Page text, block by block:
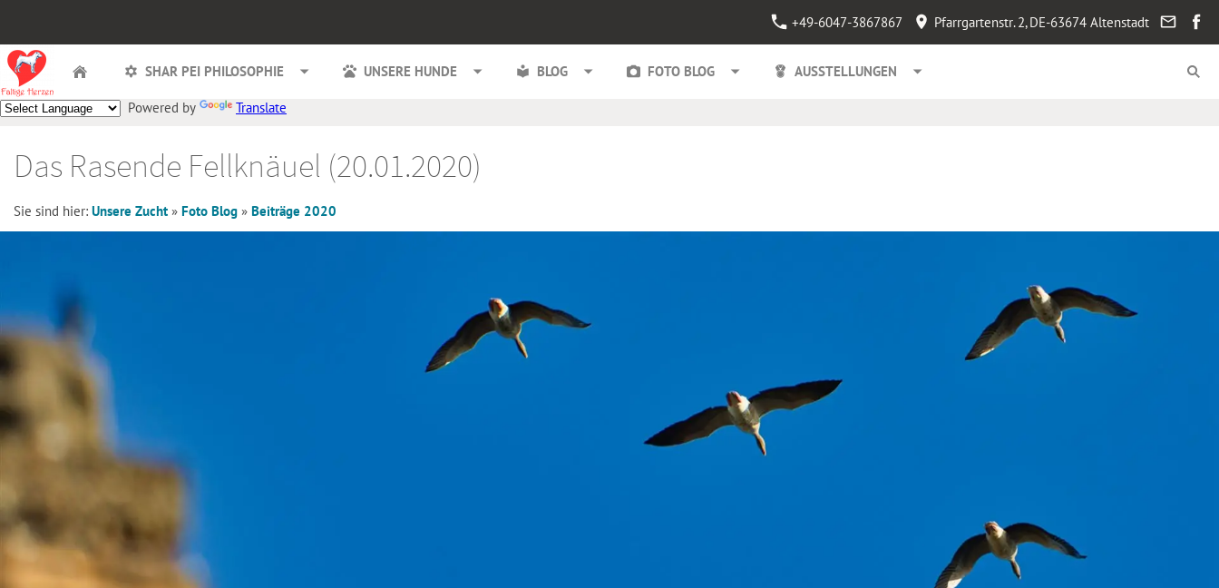
+49-6047-3867867 Pfarrgartenstr. 2, DE-63674 Altenstadt
SHAR PEI PHILOSOPHIE UNSERE HUNDE BLOG FOTO BLOG AUSSTELLUNGEN
Powered by Translate
Das Rasende Fellknäuel (20.01.2020)
Sie sind hier: Unsere Zucht » Foto Blog » Beiträge 2020